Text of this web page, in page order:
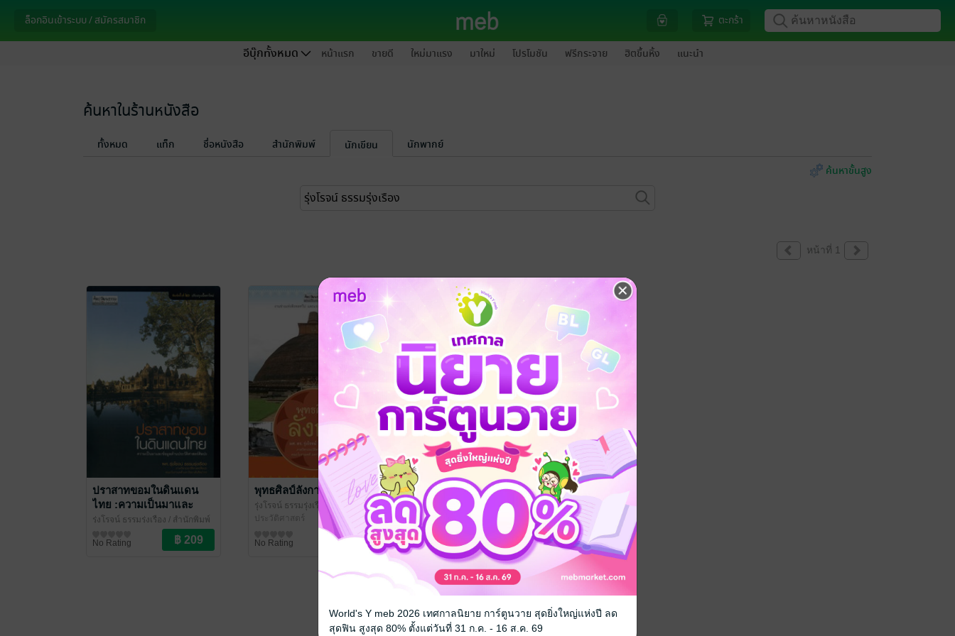
ล็อกอินเข้าระบบ / สมัครสมาชิก ตะกร้า
อีบุ๊กทั้งหมด หน้าแรก ขายดี ใหม่มาแรง มาใหม่ โปรโมชัน ฟรีกระจาย ฮิตขึ้นหิ้ง แนะนำ
ค้นหาในร้านหนังสือ
ทั้งหมด แท็ก ชื่อหนังสือ สำนักพิมพ์ นักเขียน
นักพากย์
ค้นหาขั้นสูง
หน้าที่ 1
ปราสาทขอมในดินแดน
ไทย :ความเป็นมาและ
ข้อมูลด้านประวัติศาสตร์
รุ่งโรจน์ ธรรมรุ่งเรือง / สำนักพิมพ์
No Rating
พุทธศิลป์ลังกา
รุ่งโรจน์ ธรรมรุ่งเรือง/ สำนักพิมพ์
มติชน
ประวัติศาสตร์
No Rating
หน้าที่ 1
World's Y meb 2026 เทศกาลนิยาย การ์ตูนวาย สุดยิ่งใหญ่แห่งปี ลด
สุดฟิน สูงสุด 80% ตั้งแต่วันที่ 31 ก.ค. - 16 ส.ค. 69